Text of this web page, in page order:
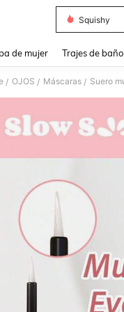
Squishy
de mujer Trajes de baño
/ OJOS / Máscaras /